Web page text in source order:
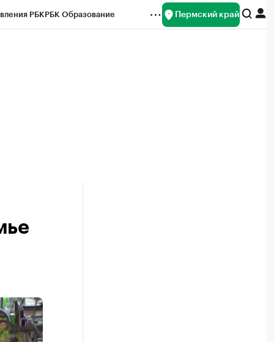
РБКРБК Образование Пермский край